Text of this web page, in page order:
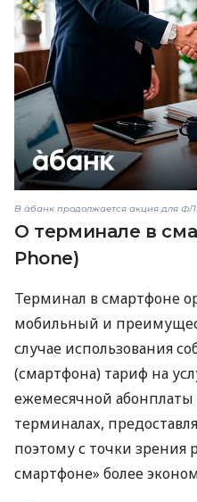
В àбанк продолжается акция для
О терминале в
Phone)
Терминал в смартфоне
мобильный и
случае использования
(смартфона) тариф на
ежемесячной абонплаты
терминалах,
поэтому с точки зрения
смартфоне» более